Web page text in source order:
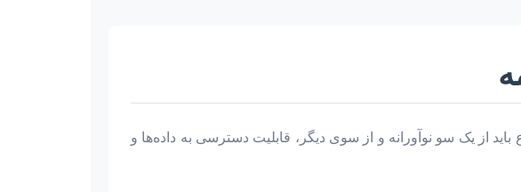
از یک سو نوآورانه و از سوی دیگر، قابلیت دسترسی به داده‌ها و